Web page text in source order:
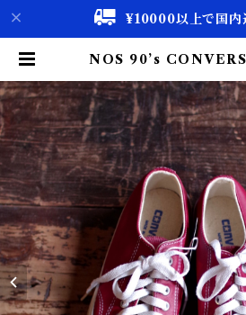
¥10000以上で国内
NOS 90’s
ックパーセル | 古着屋
【古着 & Vintage